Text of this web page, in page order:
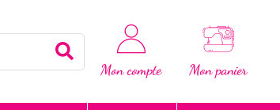
Rechercher
Mon compte Mon panier